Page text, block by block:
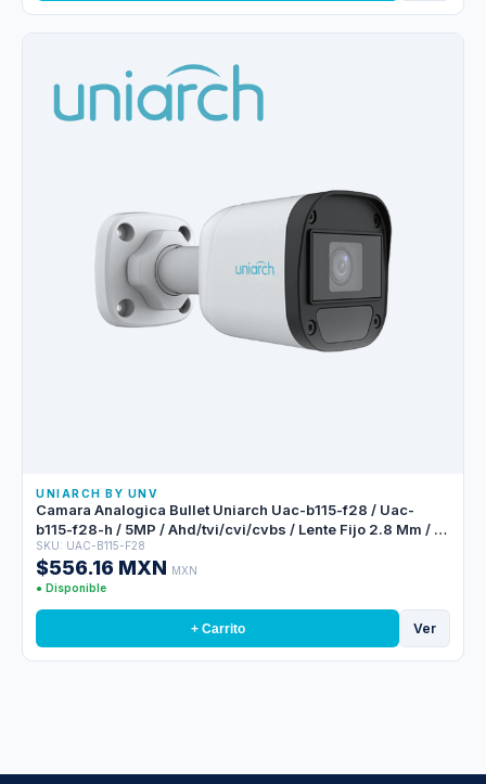
UNIARCH BY UNV
Camara Analogica Bullet Uniarch Uac-b115-f28 / Uac-
b115-f28-h / 5MP / Ahd/tvi/cvi/cvbs / Lente Fijo 2.8 Mm / 12
Vcd / Ip67 / IR 20 M / Dwdr / Interior / Exterior / Plastica
SKU: UAC-B115-F28
$556.16 MXN MXN
● Disponible
+ Carrito Ver